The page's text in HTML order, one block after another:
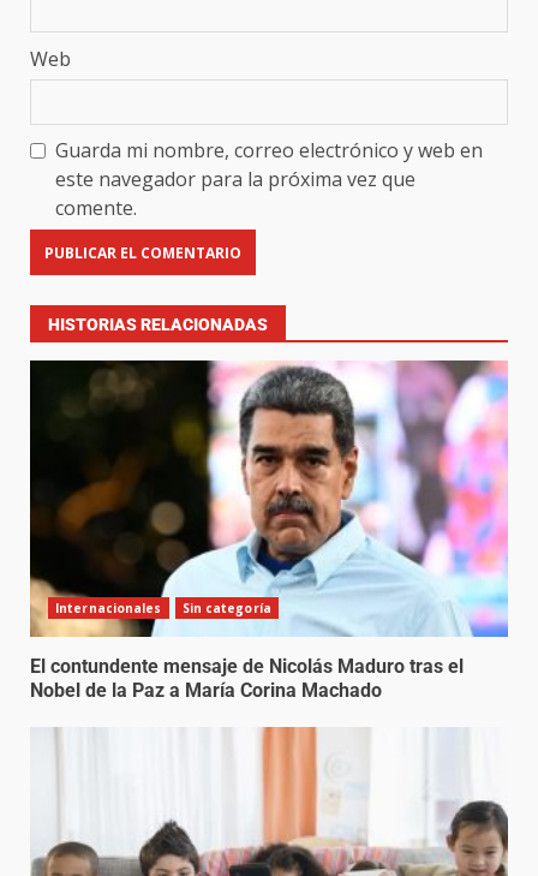
Web
Guarda mi nombre, correo electrónico y web en
este navegador para la próxima vez que
comente.
HISTORIAS RELACIONADAS
Internacionales Sin categoría
El contundente mensaje de Nicolás Maduro tras el
Nobel de la Paz a María Corina Machado